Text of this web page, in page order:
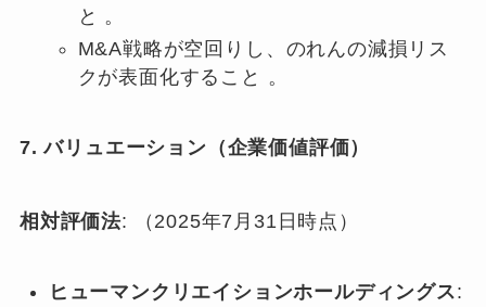
と 。
M&A戦略が空回りし、のれんの減損リス
クが表面化すること 。
7. バリュエーション（企業価値評価）
相対評価法: （2025年7月31日時点）
ヒューマンクリエイションホールディングス: